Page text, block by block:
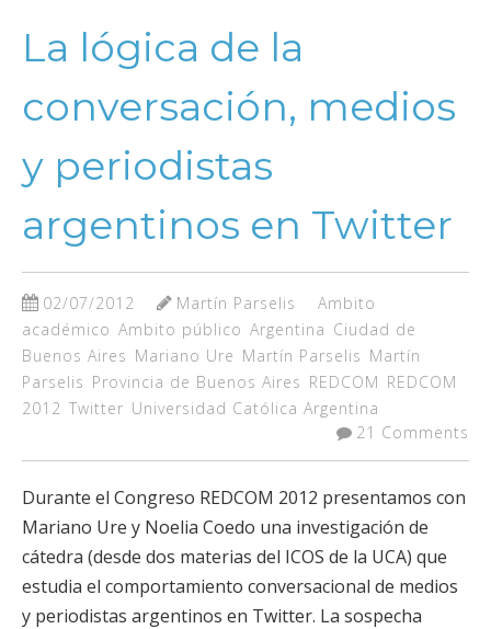
La lógica de la
conversación, medios
y periodistas
argentinos en Twitter
02/07/2012 Martín Parselis
Ambito
académico Ambito público Argentina Ciudad de
Buenos Aires Mariano Ure Martín Parselis Martín
Parselis Provincia de Buenos Aires REDCOM REDCOM
2012 Twitter Universidad Católica Argentina
21 Comments
Durante el Congreso REDCOM 2012 presentamos con
Mariano Ure y Noelia Coedo una investigación de
cátedra (desde dos materias del ICOS de la UCA) que
estudia el comportamiento conversacional de medios
y periodistas argentinos en Twitter. La sospecha